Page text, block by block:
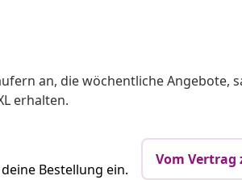
an, die wöchentliche Angebote,
erhalten.
Bestellung ein.
Vom